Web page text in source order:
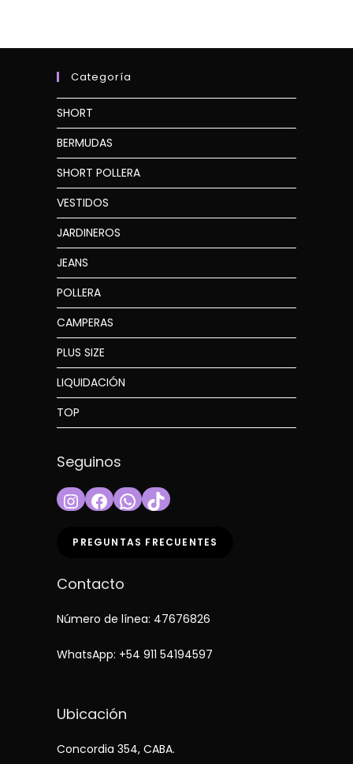
Categoría
SHORT
BERMUDAS
SHORT POLLERA
VESTIDOS
JARDINEROS
JEANS
POLLERA
CAMPERAS
PLUS SIZE
LIQUIDACIÓN
TOP
Seguinos
InstagramFacebookWhatsApp
TikTok
PREGUNTAS FRECUENTES
Contacto
Número de línea: 47676826
WhatsApp: +54 911 54194597
Ubicación
Concordia 354, CABA.